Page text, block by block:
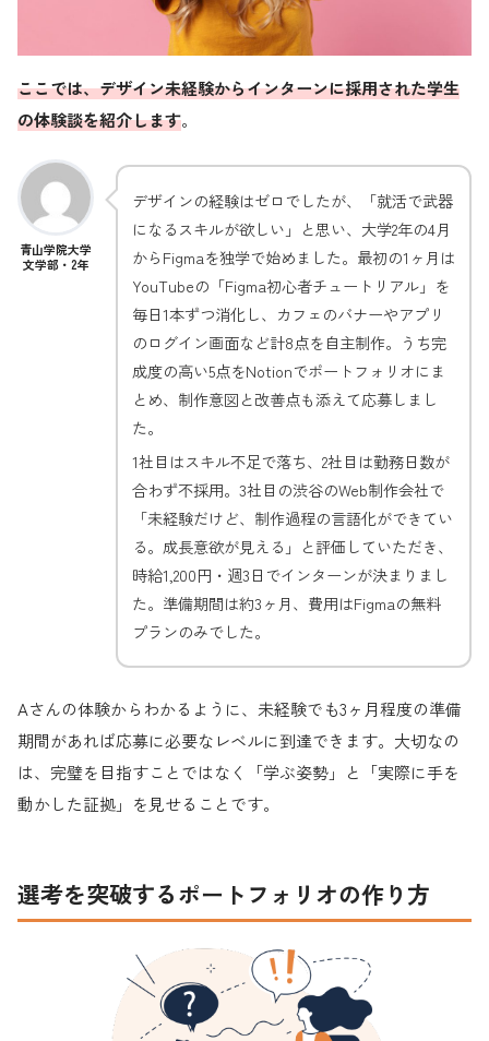
ここでは、デザイン未経験からインターンに採用された学生
の体験談を紹介します。
青山学院大学
文学部・2年
デザインの経験はゼロでしたが、「就活で武器
になるスキルが欲しい」と思い、大学2年の4月
からFigmaを独学で始めました。最初の1ヶ月は
YouTubeの「Figma初心者チュートリアル」を
毎日1本ずつ消化し、カフェのバナーやアプリ
のログイン画面など計8点を自主制作。うち完
成度の高い5点をNotionでポートフォリオにま
とめ、制作意図と改善点も添えて応募しまし
た。
1社目はスキル不足で落ち、2社目は勤務日数が
合わず不採用。3社目の渋谷のWeb制作会社で
「未経験だけど、制作過程の言語化ができてい
る。成長意欲が見える」と評価していただき、
時給1,200円・週3日でインターンが決まりまし
た。準備期間は約3ヶ月、費用はFigmaの無料
プランのみでした。
Aさんの体験からわかるように、未経験でも3ヶ月程度の準備
期間があれば応募に必要なレベルに到達できます。大切なの
は、完璧を目指すことではなく「学ぶ姿勢」と「実際に手を
動かした証拠」を見せることです。
選考を突破するポートフォリオの作り方